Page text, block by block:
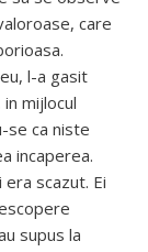
care
l-a gasit
mijlocul
se ca niste
incaperea.
scazut. Ei
supus la